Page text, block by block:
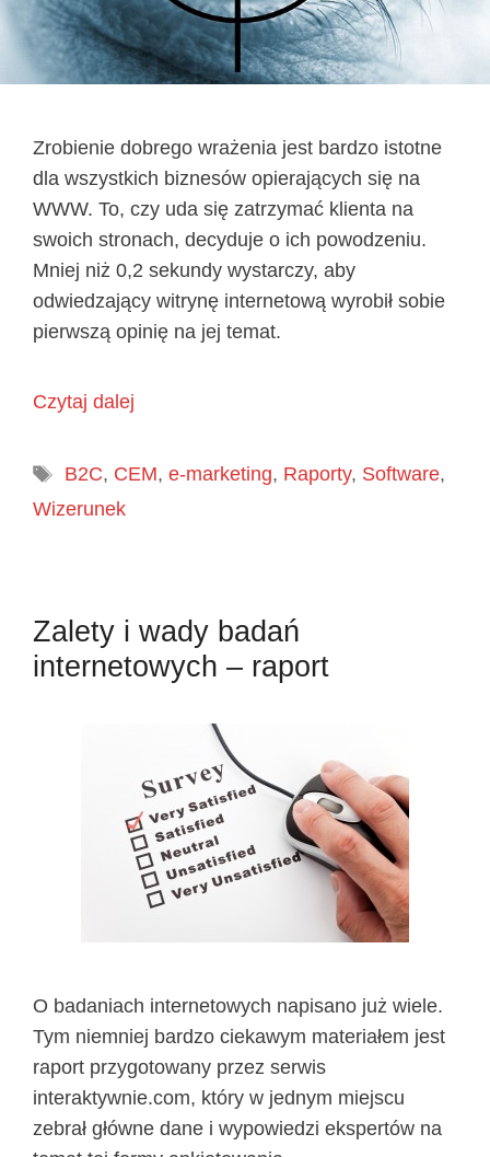
Zrobienie dobrego wrażenia jest bardzo istotne
dla wszystkich biznesów opierających się na
WWW. To, czy uda się zatrzymać klienta na
swoich stronach, decyduje o ich powodzeniu.
Mniej niż 0,2 sekundy wystarczy, aby
odwiedzający witrynę internetową wyrobił sobie
pierwszą opinię na jej temat.
Czytaj dalej
Tagi
B2C, CEM, e-marketing, Raporty, Software,
Wizerunek
Zalety i wady badań
internetowych – raport
O badaniach internetowych napisano już wiele.
Tym niemniej bardzo ciekawym materiałem jest
raport przygotowany przez serwis
interaktywnie.com, który w jednym miejscu
zebrał główne dane i wypowiedzi ekspertów na